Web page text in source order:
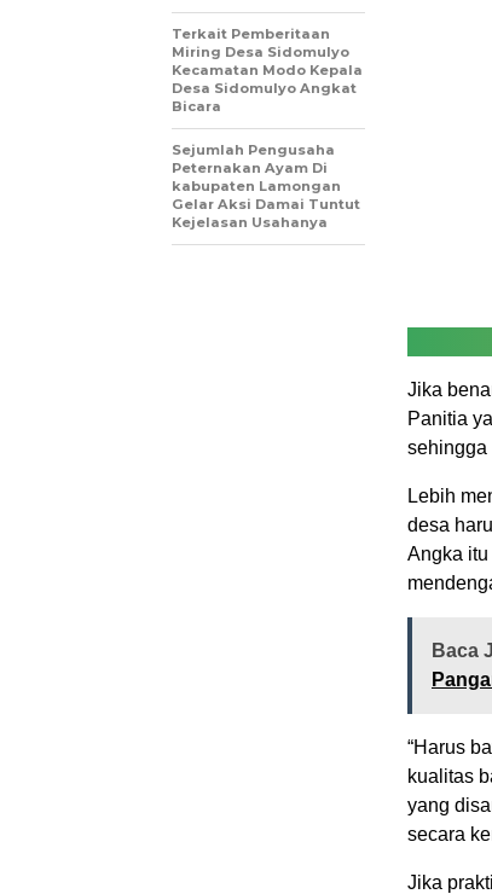
Jika
Panitia
sehingga
Lebih
desa
Angka
Baca
“Harus
kualitas
yang
secara
Jika
Terkait Pemberitaan
Miring Desa Sidomulyo
Kecamatan Modo Kepala
Desa Sidomulyo Angkat
Bicara
Sejumlah Pengusaha
Peternakan Ayam Di
kabupaten Lamongan
Gelar Aksi Damai Tuntut
Kejelasan Usahanya